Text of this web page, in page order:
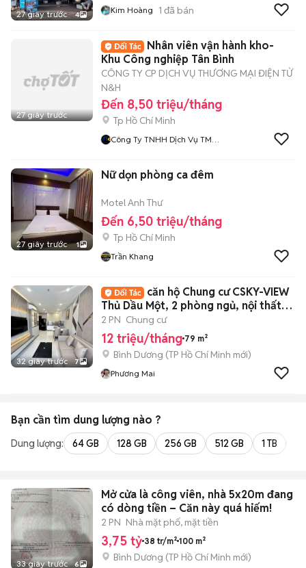
27 giây trước 4 Kim Hoàng 1 đã bán
27 giây trước
Nhân viên vận hành kho-
Khu Công nghiệp Tân Bình
CÔNG TY CP DỊCH VỤ THƯƠNG MẠI ĐIỆN TỬ
N&H
Đến 8,50 triệu/tháng
Tp Hồ Chí Minh
Công Ty TNHH Dịch Vụ TMĐT
27 giây trước 1
Nữ dọn phòng ca đêm
Motel Anh Thư
Đến 6,50 triệu/tháng
Tp Hồ Chí Minh
Trần Khang
32 giây trước 7
căn hộ Chung cư CSKY-VIEW
Thủ Dầu Một, 2 phòng ngủ, nội thất
cao cấp
2 PN Chung cư
12 triệu/tháng 79 m²
Bình Dương (TP Hồ Chí Minh mới)
Phương Mai
Bạn cần tìm dung lượng nào ?
Dung lượng: 64 GB 128 GB 256 GB 512 GB 1 TB
33 giây trước 6
Mở cửa là công viên, nhà 5x20m đang
có dòng tiền – Căn này quá hiếm!
2 PN Nhà mặt phố, mặt tiền
3,75 tỷ 38 tr/m² 100 m²
Bình Dương (TP Hồ Chí Minh mới)